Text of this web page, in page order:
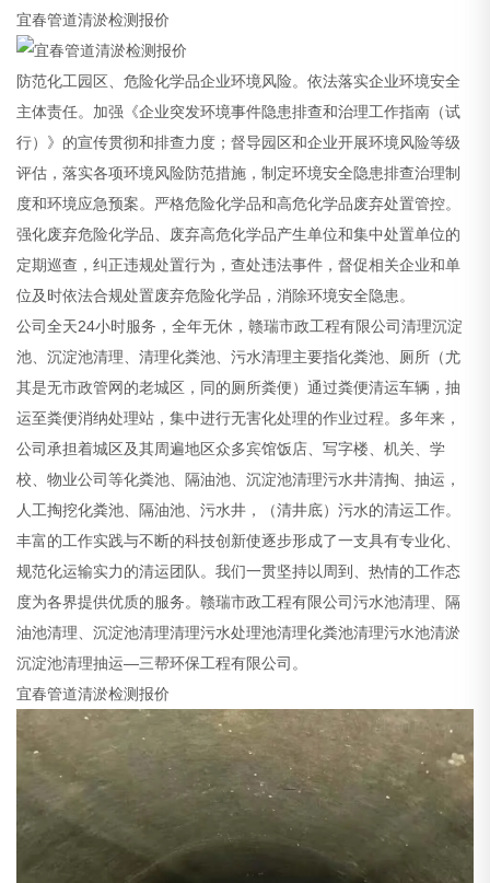
宜春管道清淤检测报价
防范化工园区、危险化学品企业环境风险。依法落实企业环境安全
主体责任。加强《企业突发环境事件隐患排查和治理工作指南（试
行）》的宣传贯彻和排查力度；督导园区和企业开展环境风险等级
评估，落实各项环境风险防范措施，制定环境安全隐患排查治理制
度和环境应急预案。严格危险化学品和高危化学品废弃处置管控。
强化废弃危险化学品、废弃高危化学品产生单位和集中处置单位的
定期巡查，纠正违规处置行为，查处违法事件，督促相关企业和单
位及时依法合规处置废弃危险化学品，消除环境安全隐患。
公司全天24小时服务，全年无休，赣瑞市政工程有限公司清理沉淀
池、沉淀池清理、清理化粪池、污水清理主要指化粪池、厕所（尤
其是无市政管网的老城区，同的厕所粪便）通过粪便清运车辆，抽
运至粪便消纳处理站，集中进行无害化处理的作业过程。多年来，
公司承担着城区及其周遍地区众多宾馆饭店、写字楼、机关、学
校、物业公司等化粪池、隔油池、沉淀池清理污水井清掏、抽运，
人工掏挖化粪池、隔油池、污水井，（清井底）污水的清运工作。
丰富的工作实践与不断的科技创新使逐步形成了一支具有专业化、
规范化运输实力的清运团队。我们一贯坚持以周到、热情的工作态
度为各界提供优质的服务。赣瑞市政工程有限公司污水池清理、隔
油池清理、沉淀池清理清理污水处理池清理化粪池清理污水池清淤
沉淀池清理抽运—三帮环保工程有限公司。
宜春管道清淤检测报价